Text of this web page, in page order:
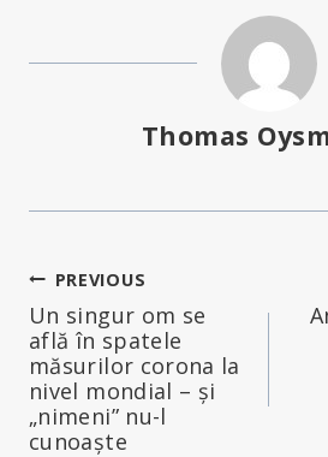
Thomas
Navigare
în
articole
PREVIOUS
Un singur om se
află în spatele
măsurilor corona la
nivel mondial – și
„nimeni” nu-l
cunoaște